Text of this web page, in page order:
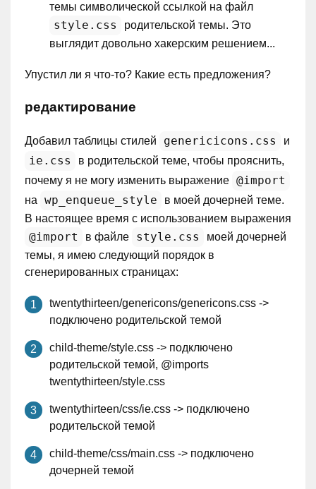
темы символической ссылкой на файл
style.css
родительской темы. Это
выглядит довольно хакерским решением...
Упустил ли я что-то? Какие есть предложения?
редактирование
Добавил таблицы стилей genericicons.css и
ie.css
в родительской теме, чтобы прояснить,
почему я не могу изменить выражение @import
на wp_enqueue_style
в моей дочерней теме.
В настоящее время с использованием выражения
@import в файле style.css
моей дочерней
темы, я имею следующий порядок в
сгенерированных страницах:
twentythirteen/genericons/genericons.css ->
подключено родительской темой
child-theme/style.css -> подключено
родительской темой, @imports
twentythirteen/style.css
twentythirteen/css/ie.css -> подключено
родительской темой
child-theme/css/main.css -> подключено
дочерней темой